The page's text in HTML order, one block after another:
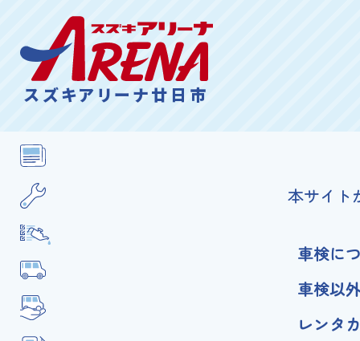
スズキアリーナ廿日市
本サイト
車検に
車検以
レンタ